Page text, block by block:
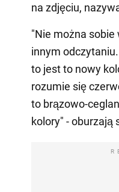
na zdjęciu,
"Nie można
innym
to jest to nowy
rozumie się
to brązowo-
kolory" - oburzają